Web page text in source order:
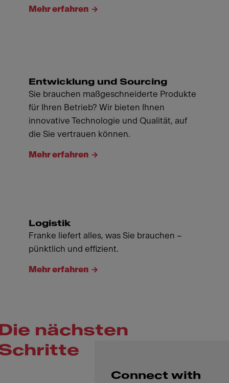
Mehr erfahren
Entwicklung und Sourcing
Sie brauchen maßgeschneiderte Produkte
für Ihren Betrieb? Wir bieten Ihnen
innovative Technologie und Qualität, auf
die Sie vertrauen können.
Mehr erfahren
Logistik
Franke liefert alles, was Sie brauchen –
pünktlich und effizient.
Mehr erfahren
nächsten
Connect with